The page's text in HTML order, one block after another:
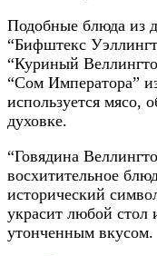
Подобные блюда из
“Бифштекс
“Куриный
“Сом Императора”
используется мясо,
духовке.
“Говядина
восхитительное
исторический
украсит любой стол
утонченным вкусом.